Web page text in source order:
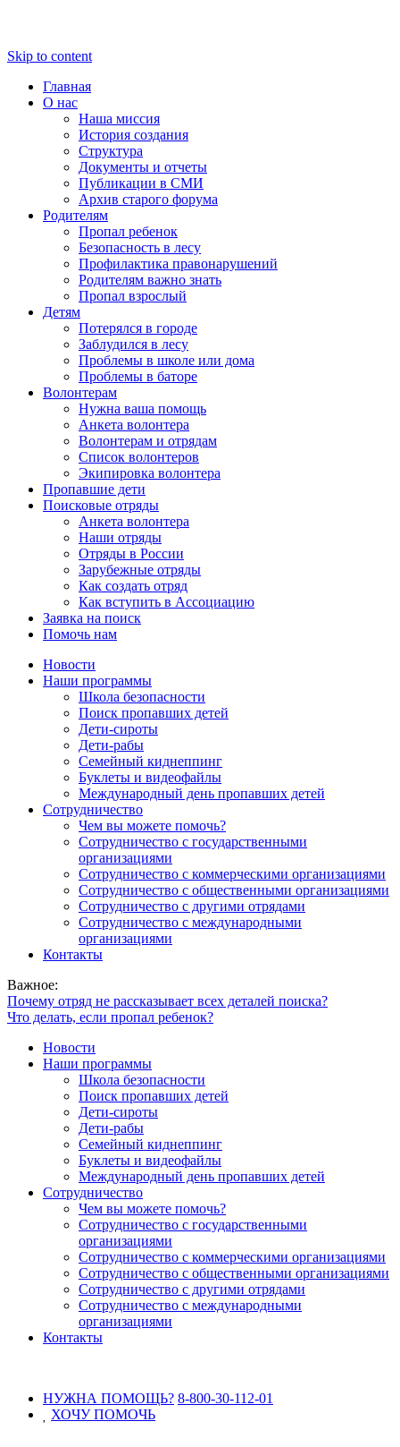
Skip to content
Главная
О нас
Наша миссия
История создания
Структура
Документы и отчеты
Публикации в СМИ
Архив старого форума
Родителям
Пропал ребенок
Безопасность в лесу
Профилактика правонарушений
Родителям важно знать
Пропал взрослый
Детям
Потерялся в городе
Заблудился в лесу
Проблемы в школе или дома
Проблемы в баторе
Волонтерам
Нужна ваша помощь
Анкета волонтера
Волонтерам и отрядам
Список волонтеров
Экипировка волонтера
Пропавшие дети
Поисковые отряды
Анкета волонтера
Наши отряды
Отряды в России
Зарубежные отряды
Как создать отряд
Как вступить в Ассоциацию
Заявка на поиск
Помочь нам
Новости
Наши программы
Школа безопасности
Поиск пропавших детей
Дети-сироты
Дети-рабы
Семейный киднеппинг
Буклеты и видеофайлы
Международный день пропавших детей
Сотрудничество
Чем вы можете помочь?
Сотрудничество с государственными
организациями
Сотрудничество с коммерческими организациями
Сотрудничество с общественными организациями
Сотрудничество с другими отрядами
Сотрудничество с международными
организациями
Контакты
Важное:
Почему отряд не рассказывает всех деталей поиска?
Что делать, если пропал ребенок?
Новости
Наши программы
Школа безопасности
Поиск пропавших детей
Дети-сироты
Дети-рабы
Семейный киднеппинг
Буклеты и видеофайлы
Международный день пропавших детей
Сотрудничество
Чем вы можете помочь?
Сотрудничество с государственными
организациями
Сотрудничество с коммерческими организациями
Сотрудничество с общественными организациями
Сотрудничество с другими отрядами
Сотрудничество с международными
организациями
Контакты
НУЖНА ПОМОЩЬ? 8-800-30-112-01
ХОЧУПОМОЧЬ